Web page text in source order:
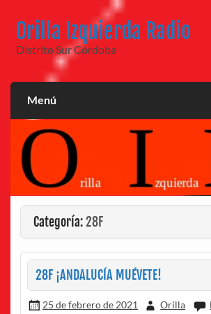
contenido
Orilla Izquierda Radio
Distrito Sur Córdoba
Menú
Categoría: 28F
28F ¡ANDALUCÍA MUÉVETE!
25 de febrero de 2021 Orilla